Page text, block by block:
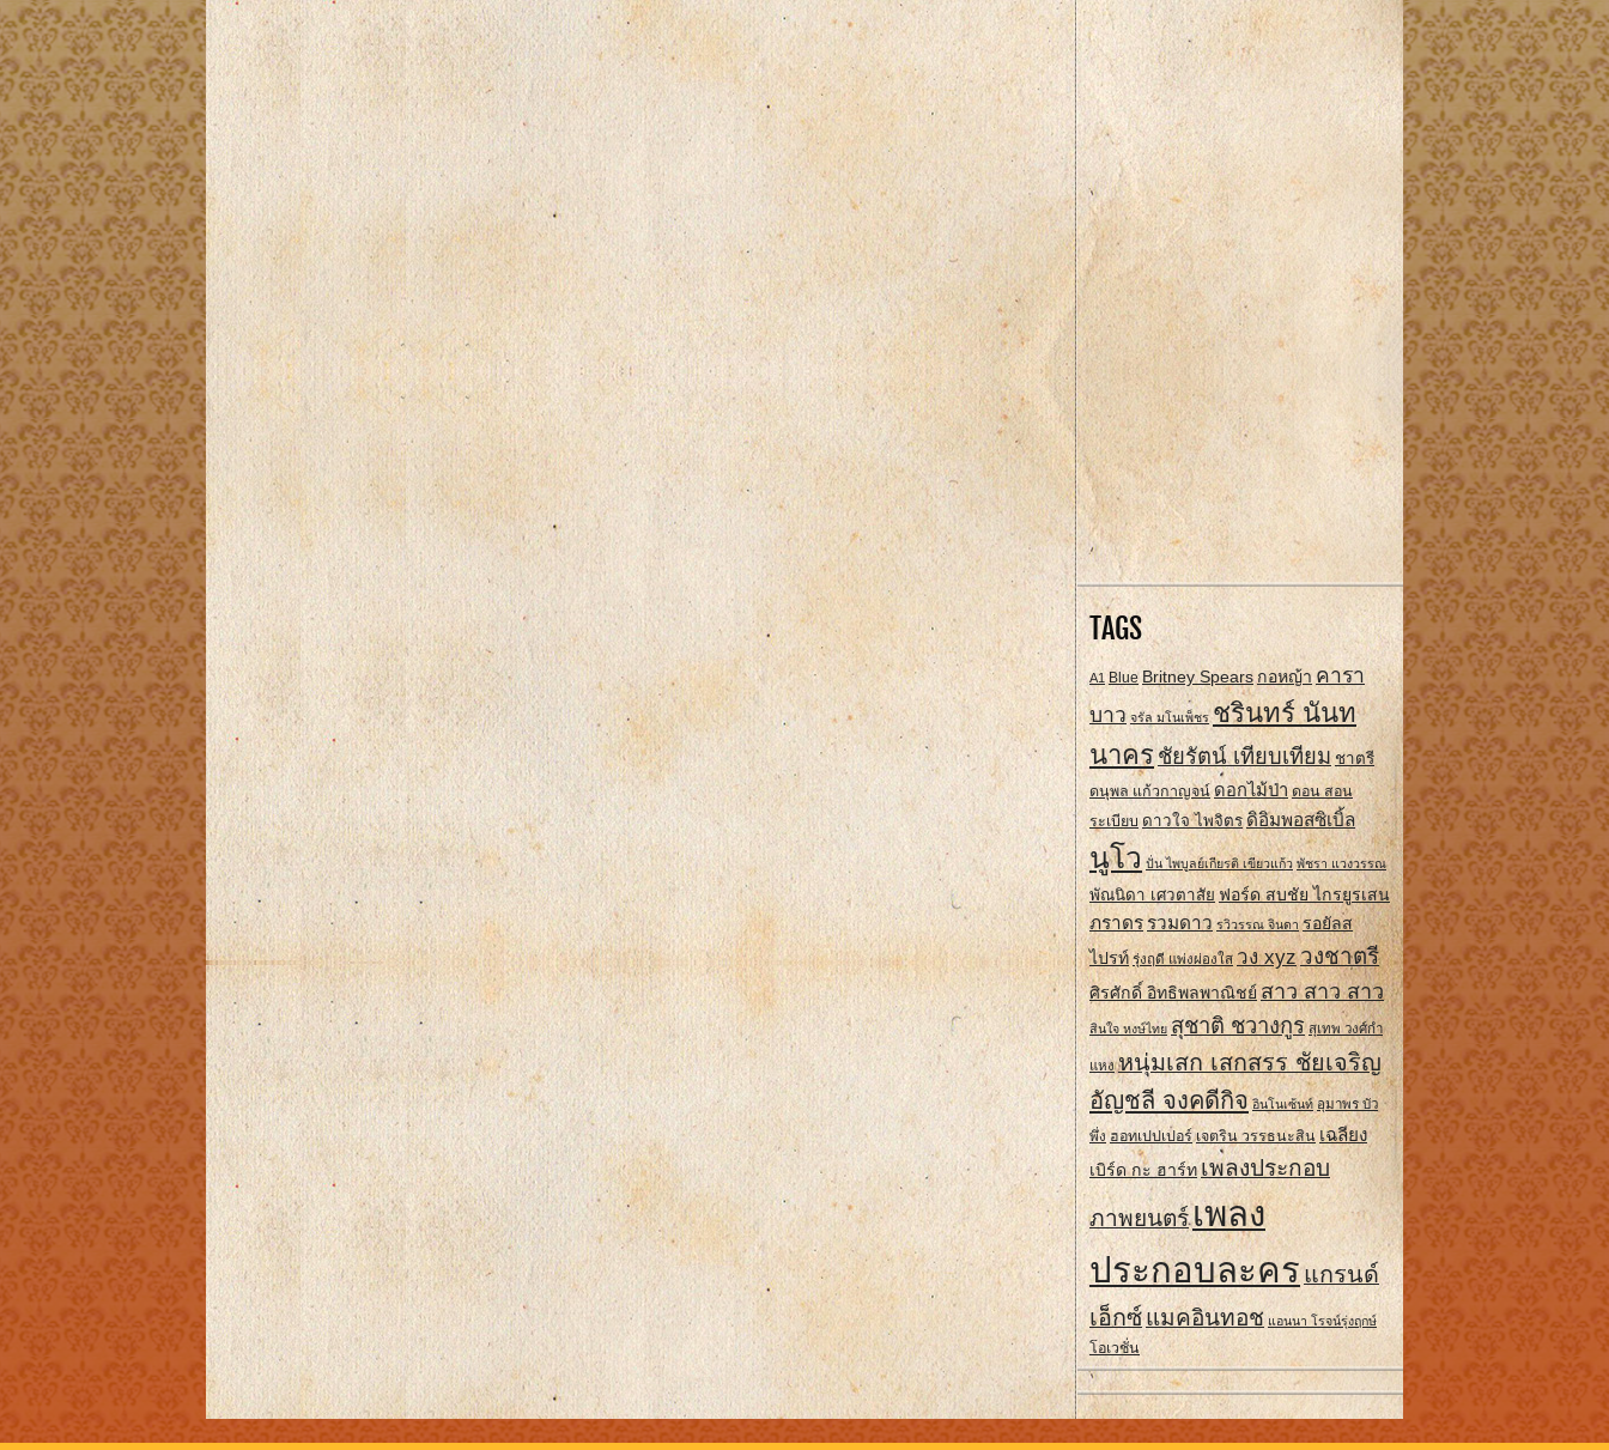
TAGS
A1 Blue Britney Spears กอหญ้า คารา
บาว จรัล มโนเพ็ชร ชรินทร์ นันท
นาคร ชัยรัตน์ เทียบเทียม ชาตรี
ดนุพล แก้วกาญจน์ ดอกไม้ป่า ดอน สอน
ระเบียบ ดาวใจ ไพจิตร ดิอิมพอสซิเบิ้ล
นูโว ปั่น ไพบูลย์เกียรติ เขียวแก้ว พัชรา แวงวรรณ
พัณนิดา เศวตาสัย ฟอร์ด สบชัย ไกรยูรเสน
ภราดรรวมดาว รวิวรรณ จินดา รอยัลส
ไปรท์ รุ่งฤดี แพ่งผ่องใส วง xyzวงชาตรี
ศิรศักดิ์ อิทธิพลพาณิชย์ สาว สาว สาว
สินใจ หงษ์ไทย สุชาติ ชวางกูร สุเทพ วงศ์กํา
แหง หนุ่มเสก เสกสรร ชัยเจริญ
อัญชลี จงคดีกิจ อินโนเซ้นท์ อุมาพร บัว
พึ่ง ฮอทเปปเปอร์ เจตริน วรรธนะสิน เฉลียง
เบิร์ด กะ ฮาร์ทเพลงประกอบ
ภาพยนตร์เพลง
ประกอบละครแกรนด์
เอ็กซ์แมคอินทอช แอนนา โรจน์รุ่งฤกษ์
โอเวชั่น